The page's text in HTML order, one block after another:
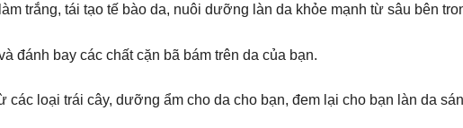
trắng, tái tạo tế bào da, nuôi dưỡng làn da khỏe mạnh từ sâu bên
đánh bay các chất cặn bã bám trên da của bạn.
các loại trái cây, dưỡng ẩm cho da cho bạn, đem lại cho bạn làn da